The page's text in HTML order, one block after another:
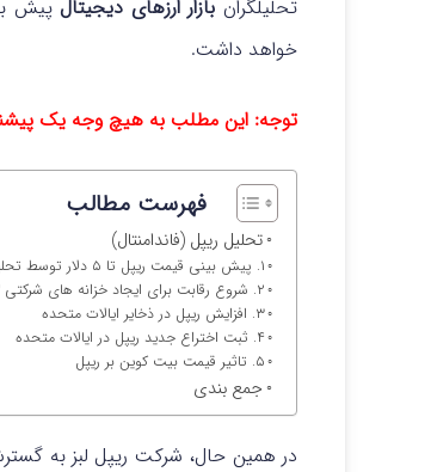
تحلیلگران بازار ارزهای دیجیتالپیش‌
خواهد داشت.
توجه: این مطلب به هیچ وجه یک
فهرست مطالب
تحلیل ریپل (فاندامنتال)
۱. پیش بینی قیمت ریپل تا ۵ دلار توسط تحلیلگر معروف
۲. شروع رقابت برای ایجاد خزانه‌ های شرکتی XRP
۳. افزایش ریپل در ذخایر ایالات متحده
۴. ثبت اختراع جدید ریپل در ایالات متحده
۵. تاثیر قیمت بیت‌ کوین بر ریپل
جمع بندی
در همین حال، شرکت ریپل لبز به